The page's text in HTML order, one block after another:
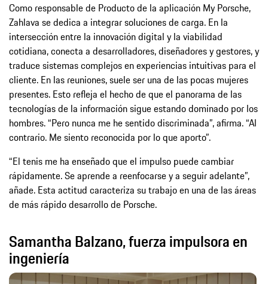
Como responsable de Producto de la aplicación My Porsche,
Zahlava se dedica a integrar soluciones de carga. En la
intersección entre la innovación digital y la viabilidad
cotidiana, conecta a desarrolladores, diseñadores y gestores, y
traduce sistemas complejos en experiencias intuitivas para el
cliente. En las reuniones, suele ser una de las pocas mujeres
presentes. Esto refleja el hecho de que el panorama de las
tecnologías de la información sigue estando dominado por los
hombres. “Pero nunca me he sentido discriminada”, afirma. “Al
contrario. Me siento reconocida por lo que aporto”.
“El tenis me ha enseñado que el impulso puede cambiar
rápidamente. Se aprende a reenfocarse y a seguir adelante”,
añade. Esta actitud caracteriza su trabajo en una de las áreas
de más rápido desarrollo de Porsche.
Samantha Balzano, fuerza impulsora en
ingeniería